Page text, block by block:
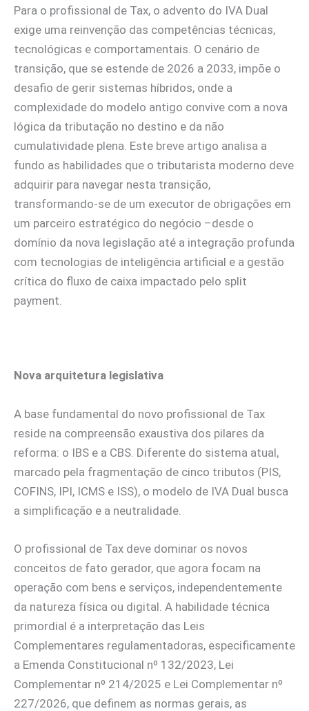
Para o profissional de Tax, o advento do IVA Dual
exige uma reinvenção das competências técnicas,
tecnológicas e comportamentais. O cenário de
transição, que se estende de 2026 a 2033, impõe o
desafio de gerir sistemas híbridos, onde a
complexidade do modelo antigo convive com a nova
lógica da tributação no destino e da não
cumulatividade plena. Este breve artigo analisa a
fundo as habilidades que o tributarista moderno deve
adquirir para navegar nesta transição,
transformando-se de um executor de obrigações em
um parceiro estratégico do negócio –desde o
domínio da nova legislação até a integração profunda
com tecnologias de inteligência artificial e a gestão
crítica do fluxo de caixa impactado pelo split
payment.
Nova arquitetura legislativa
A base fundamental do novo profissional de Tax
reside na compreensão exaustiva dos pilares da
reforma: o IBS e a CBS. Diferente do sistema atual,
marcado pela fragmentação de cinco tributos (PIS,
COFINS, IPI, ICMS e ISS), o modelo de IVA Dual busca
a simplificação e a neutralidade.
O profissional de Tax deve dominar os novos
conceitos de fato gerador, que agora focam na
operação com bens e serviços, independentemente
da natureza física ou digital. A habilidade técnica
primordial é a interpretação das Leis
Complementares regulamentadoras, especificamente
a Emenda Constitucional nº 132/2023, Lei
Complementar nº 214/2025 e Lei Complementar nº
227/2026, que definem as normas gerais, as